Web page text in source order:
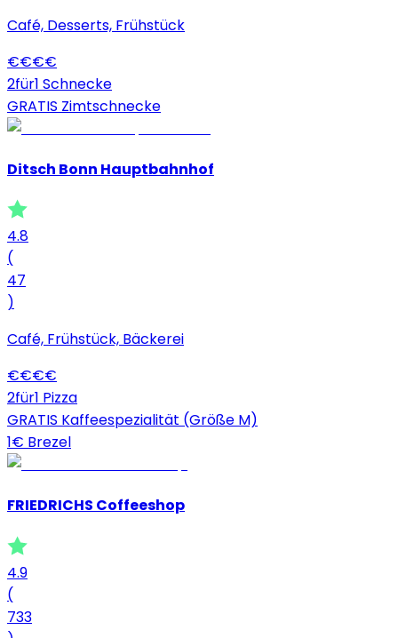
Café, Desserts, Frühstück
€€€€
2für1 Schnecke
GRATIS Zimtschnecke
Ditsch Bonn Hauptbahnhof
4.8
(
47
)
Café, Frühstück, Bäckerei
€€€€
2für1 Pizza
GRATIS Kaffeespezialität (Größe M)
1€ Brezel
FRIEDRICHS Coffeeshop
4.9
(
733